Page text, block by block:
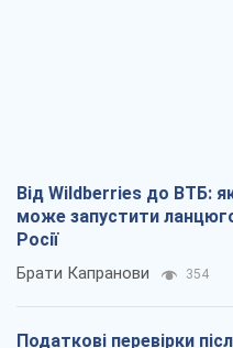
Від Wildberries до ВТБ:
може запустити
Росії
Брати Капранови 354
Податкові перевірки